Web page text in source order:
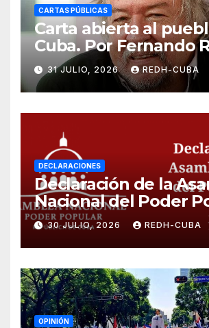
CARTAS PÚBLICAS
Carta abierta al
Cuba. Por Fernando
31 JULIO, 2026 REDH-CUBA
DECLARACIONES
Declaración de la
Nacional del Poder
¡Cesen el cerco
el castigo colectivo
cubano!
30 JULIO, 2026 REDH-CUBA
OPINIÓN